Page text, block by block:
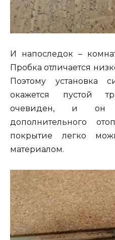
И напоследок –
Пробка отличается
Поэтому установка
окажется пустой
очевиден, и он
дополнительного
покрытие легко
материалом.